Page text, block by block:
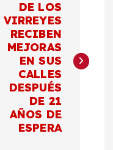
DE LOS
VIRREYES
RECIBEN
MEJORAS
EN SUS
CALLES
DESPUÉS
DE 21
AÑOS DE
ESPERA